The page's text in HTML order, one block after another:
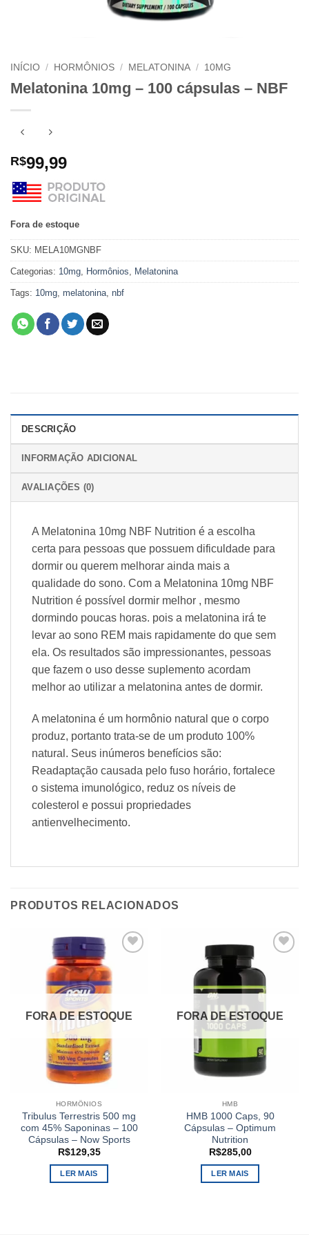
INÍCIO / HORMÔNIOS / MELATONINA / 10MG
Melatonina 10mg – 100 cápsulas – NBF
R$99,99
Fora de estoque
SKU: MELA10MGNBF
Categorias: 10mg, Hormônios, Melatonina
Tags: 10mg, melatonina, nbf
DESCRIÇÃO
INFORMAÇÃO ADICIONAL
AVALIAÇÕES (0)
A Melatonina 10mg NBF Nutrition é a escolha
certa para pessoas que possuem dificuldade para
dormir ou querem melhorar ainda mais a
qualidade do sono. Com a Melatonina 10mg NBF
Nutrition é possível dormir melhor , mesmo
dormindo poucas horas. pois a melatonina irá te
levar ao sono REM mais rapidamente do que sem
ela. Os resultados são impressionantes, pessoas
que fazem o uso desse suplemento acordam
melhor ao utilizar a melatonina antes de dormir.
A melatonina é um hormônio natural que o corpo
produz, portanto trata-se de um produto 100%
natural. Seus inúmeros benefícios são:
Readaptação causada pelo fuso horário, fortalece
o sistema imunológico, reduz os níveis de
colesterol e possui propriedades
antienvelhecimento.
PRODUTOS RELACIONADOS
FORA DE ESTOQUE
HORMÔNIOS
Tribulus Terrestris 500 mg
com 45% Saponinas – 100
Cápsulas – Now Sports
R$129,35
LER MAIS
FORA DE ESTOQUE
HMB
HMB 1000 Caps, 90
Cápsulas – Optimum
Nutrition
R$285,00
LER MAIS